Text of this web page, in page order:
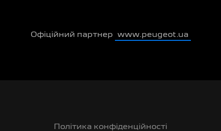
Офіційний партнер www.peugeot.ua
Політика конфіденційності